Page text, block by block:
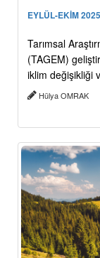
EYLÜL-EKİM
Tarımsal
(TAGEM)
iklim değişikliği
Hülya OMRAK